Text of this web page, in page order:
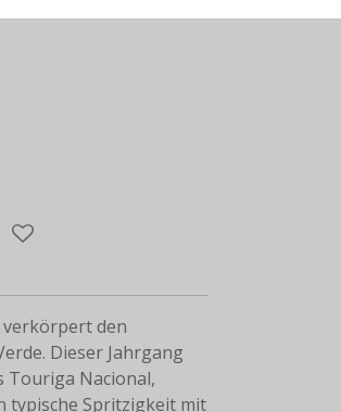
verkörpert den
Dieser Jahrgang
Touriga Nacional,
typische Spritzigkeit mit